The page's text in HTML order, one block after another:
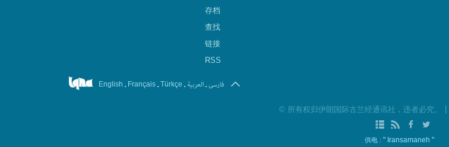
存档
查找
链接
RSS
English . Français .Türkçe .العربیة.فارسی
© 所有权归伊朗国际古兰经通讯社，违者必究。
供电 : " Iransamaneh "